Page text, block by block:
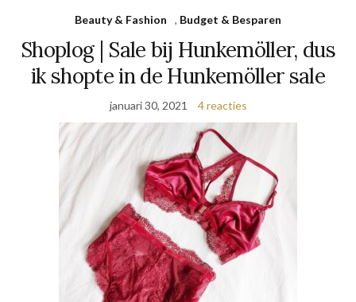
Beauty & Fashion , Budget & Besparen
Shoplog | Sale bij Hunkemöller, dus
ik shopte in de Hunkemöller sale
januari 30, 2021 4 reacties